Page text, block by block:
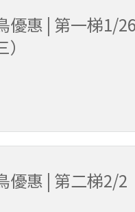
優惠 | 第一梯1/
風奇幻島體驗券
優惠 | 第二梯2/2